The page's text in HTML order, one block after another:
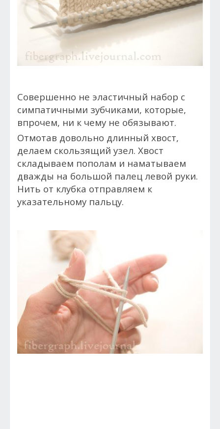
Совершенно не эластичный набор с
симпатичными зубчиками, которые,
впрочем, ни к чему не обязывают.
Отмотав довольно длинный хвост,
делаем скользящий узел. Хвост
складываем пополам и наматываем
дважды на большой палец левой руки.
Нить от клубка отправляем к
указательному пальцу.